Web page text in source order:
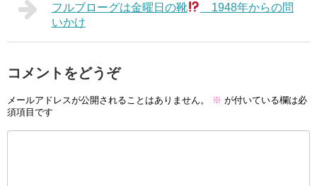
フルブローグは金曜日の靴
1948年からの問
いかけ
コメントをどうぞ
メールアドレスが公開されることはありません。 ※ が付いている欄は必
須項目です